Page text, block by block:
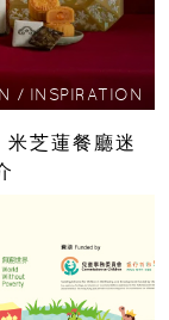
/ INSPIRATION
芝蓮餐廳迷